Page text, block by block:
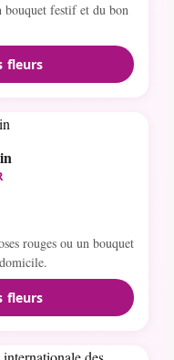
bouquet festif et du bon
fleurs
rouges ou un bouquet
fleurs